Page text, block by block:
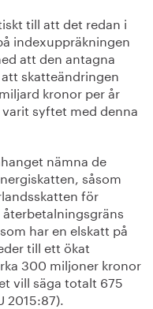
till att det redan i
indexuppräkningen
att den antagna
skatteändringen
kronor per år
syftet med denna
nämna de
såsom
för
har en elskatt på
till ett ökat
300 miljoner kronor
vill säga totalt 675
2015:87).